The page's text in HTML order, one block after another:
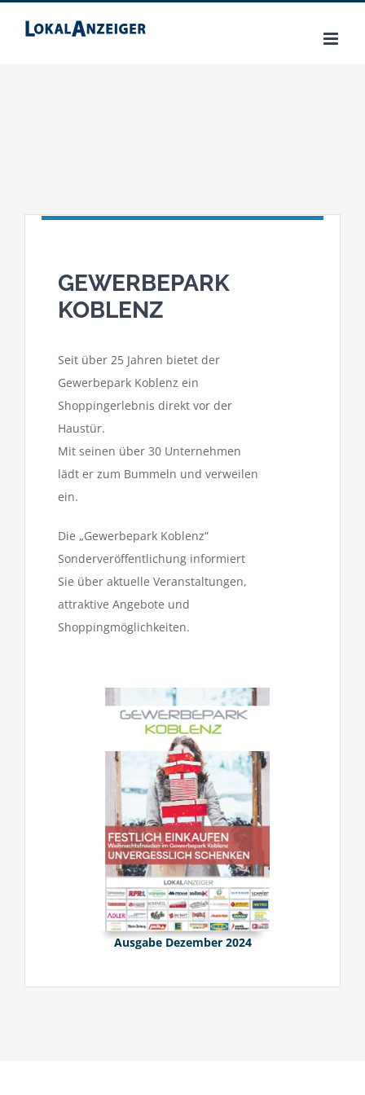
Inhalt
GEWERBEPARK
KOBLENZ
Seit über 25 Jahren bietet der
Gewerbepark Koblenz ein
Shoppingerlebnis direkt vor der
Haustür.
Mit seinen über 30 Unternehmen
lädt er zum Bummeln und verweilen
ein.
Die „Gewerbepark Koblenz“
Sonderveröffentlichung informiert
Sie über aktuelle Veranstaltungen,
attraktive Angebote und
Shoppingmöglichkeiten.
Ausgabe Dezember 2024